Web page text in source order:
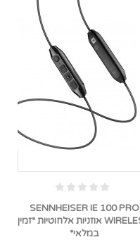
SENNHEISER IE 100 PRO
WIRELESS אוזניות אלחוטיות *זמין
במלאי*